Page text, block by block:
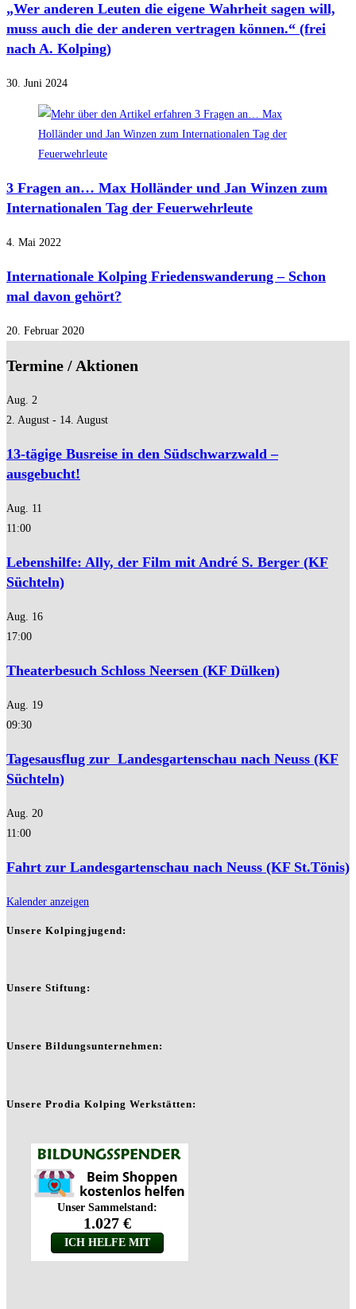
„Wer anderen Leuten die eigene Wahrheit sagen will,
muss auch die der anderen vertragen können.“ (frei
nach A. Kolping)
30. Juni 2024
3 Fragen an… Max Holländer und Jan Winzen zum
Internationalen Tag der Feuerwehrleute
4. Mai 2022
Internationale Kolping Friedenswanderung – Schon
mal davon gehört?
20. Februar 2020
Termine / Aktionen
Aug. 2
2. August - 14. August
13-tägige Busreise in den Südschwarzwald –
ausgebucht!
Aug. 11
11:00
Lebenshilfe: Ally, der Film mit André S. Berger (KF
Süchteln)
Aug. 16
17:00
Theaterbesuch Schloss Neersen (KF Dülken)
Aug. 19
09:30
Tagesausflug zur Landesgartenschau nach Neuss (KF
Süchteln)
Aug. 20
11:00
Fahrt zur Landesgartenschau nach Neuss (KF St.Tönis)
Kalender anzeigen
Unsere Kolpingjugend:
Unsere Stiftung:
Unsere Bildungsunternehmen:
Unsere Prodia Kolping Werkstätten: